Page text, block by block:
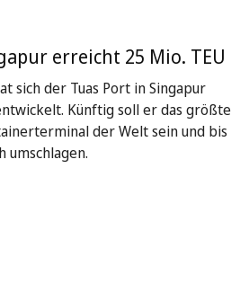
erreicht 25 Mio. TEU
sich der Tuas Port in Singapur
Künftig soll er das größte
der Welt sein und bis
umschlagen.